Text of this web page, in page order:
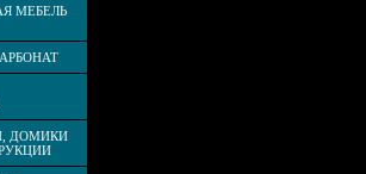
МЕБЕЛЬ
ДОМИКИ